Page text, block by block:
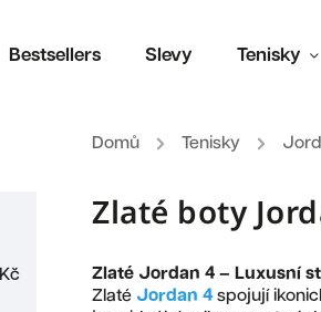
Bestsellers Slevy Tenisky
Domů / Tenisky /
Kč
Zlaté boty
Zlaté Jordan 4 – Luxusní
Zlaté Jordan 4 spojují